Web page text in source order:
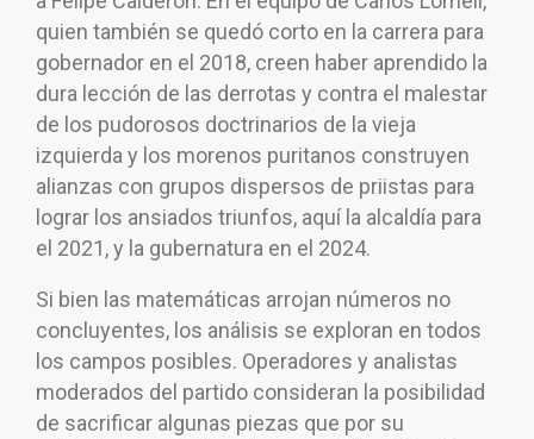
quien también se quedó corto en la carrera para
gobernador en el 2018, creen haber aprendido la
dura lección de las derrotas y contra el malestar
de los pudorosos doctrinarios de la vieja
izquierda y los morenos puritanos construyen
alianzas con grupos dispersos de priistas para
lograr los ansiados triunfos, aquí la alcaldía para
el 2021, y la gubernatura en el 2024.
Si bien las matemáticas arrojan números no
concluyentes, los análisis se exploran en todos
los campos posibles. Operadores y analistas
moderados del partido consideran la posibilidad
de sacrificar algunas piezas que por su